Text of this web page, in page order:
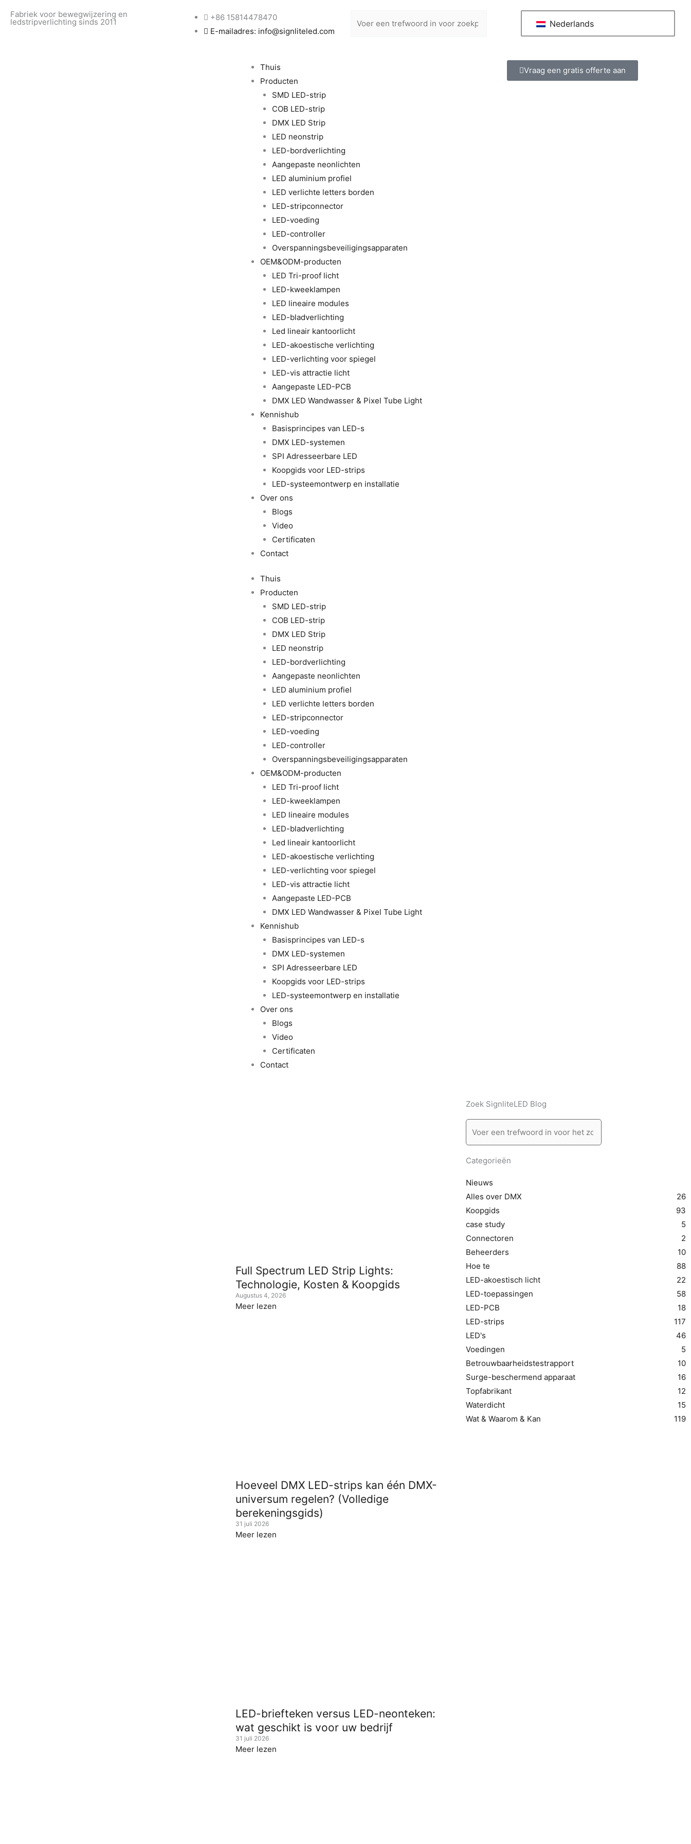
naar
Fabriek voor bewegwijzering en
ledstripverlichting sinds 2011
+86 15814478470
E-mailadres: info@signliteled.com
Nederlands
Thuis
Producten
SMD LED-strip
COB LED-strip
DMX LED Strip
LED neonstrip
LED-bordverlichting
Aangepaste neonlichten
LED aluminium profiel
LED verlichte letters borden
LED-stripconnector
LED-voeding
LED-controller
Overspanningsbeveiligingsapparaten
OEM&ODM-producten
LED Tri-proof licht
LED-kweeklampen
LED lineaire modules
LED-bladverlichting
Led lineair kantoorlicht
LED-akoestische verlichting
LED-verlichting voor spiegel
LED-vis attractie licht
Aangepaste LED-PCB
DMX LED Wandwasser & Pixel Tube Light
Kennishub
Basisprincipes van LED-s
DMX LED-systemen
SPI Adresseerbare LED
Koopgids voor LED-strips
LED-systeemontwerp en installatie
Over ons
Blogs
Video
Certificaten
Contact
Menu
Thuis
Producten
SMD LED-strip
COB LED-strip
DMX LED Strip
LED neonstrip
LED-bordverlichting
Aangepaste neonlichten
LED aluminium profiel
LED verlichte letters borden
LED-stripconnector
LED-voeding
LED-controller
Overspanningsbeveiligingsapparaten
OEM&ODM-producten
LED Tri-proof licht
LED-kweeklampen
LED lineaire modules
LED-bladverlichting
Led lineair kantoorlicht
LED-akoestische verlichting
LED-verlichting voor spiegel
LED-vis attractie licht
Aangepaste LED-PCB
DMX LED Wandwasser & Pixel Tube Light
Kennishub
Basisprincipes van LED-s
DMX LED-systemen
SPI Adresseerbare LED
Koopgids voor LED-strips
LED-systeemontwerp en installatie
Over ons
Blogs
Video
Certificaten
Contact
Vraag een gratis offerte aan
Full Spectrum LED Strip Lights:
Technologie, Kosten & Koopgids
Augustus 4, 2026
Meer lezen
Hoeveel DMX LED-strips kan één DMX-
universum regelen? (Volledige
berekeningsgids)
31 juli 2026
Meer lezen
LED-briefteken versus LED-neonteken:
wat geschikt is voor uw bedrijf
31 juli 2026
Meer lezen
Zoek SignliteLED Blog
Categorieën
Nieuws
Alles over DMX
26
Koopgids
93
case study
5
Connectoren
2
Beheerders
10
Hoe te
88
LED-akoestisch licht
22
LED-toepassingen
58
LED-PCB
18
LED-strips
117
LED's
46
Voedingen
5
Betrouwbaarheidstestrapport
10
Surge-beschermend apparaat
16
Topfabrikant
12
Waterdicht
15
Wat & Waarom & Kan
119